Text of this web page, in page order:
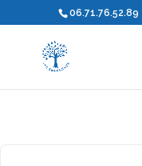
06.71.76.52.89